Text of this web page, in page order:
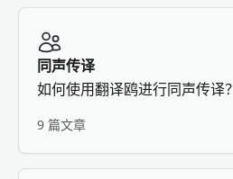
同声传译
如何使用翻译鸥进行同声传译？
9 篇文章